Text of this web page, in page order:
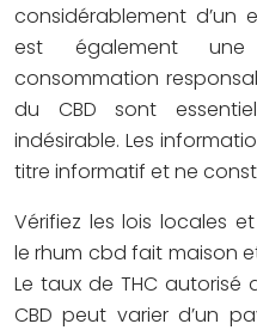
considérablement d’un
est également
consommation
du CBD sont
indésirable. Les
titre informatif et ne
Vérifiez les lois locales
le rhum cbd fait maison
Le taux de THC
CBD peut varier d’un